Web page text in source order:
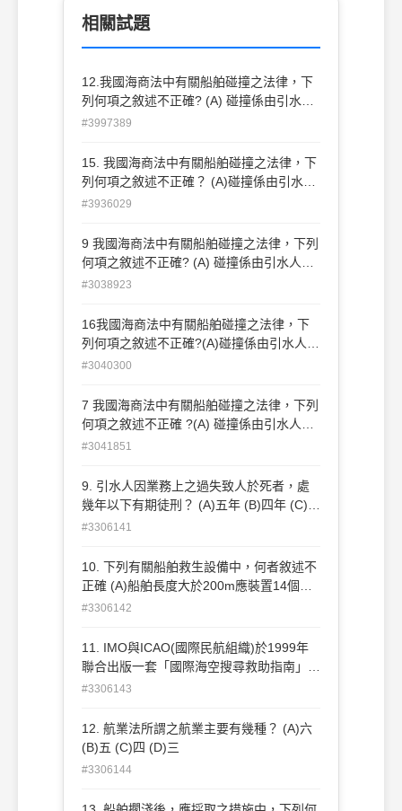
相關試題
12.我國海商法中有關船舶碰撞之法律，下
列何項之敘述不正確? (A) 碰撞係由引水人
之過失所致者，船舶不須負責 (B) 有過失之
責任 (C) 因碰撞所生之請求權，自碰撞日算
起，經過兩年不行使而消滅 (D) 關於碰撞之
#3997389
15. 我國海商法中有關船舶碰撞之法律，下
列何項之敘述不正確？ (A)碰撞係由引水人
之過失所致者，船舶不須負責 (B)有過失之
責任 (C)因碰撞所生之請求權，自碰撞日算
起，經過兩年不行使而消滅 (D)關於碰撞之
#3936029
9 我國海商法中有關船舶碰撞之法律，下列
何項之敘述不正確? (A) 碰撞係由引水人之
過失所致者，船舶不須負責 (B) "有過失之
帶責任" (C) 因碰撞所生之請求權，自碰撞
日算起，經過兩年不行使而消滅 (D) "關於
#3038923
16我國海商法中有關船舶碰撞之法律，下
列何項之敘述不正確?(A)碰撞係由引水人之
過失所致者，船舶不須負責(B)"有過失之各
責任"(C)因碰撞所生之請求權，自碰撞日算
起，經過兩年不行使而消滅(D)"關於碰撞之
#3040300
7 我國海商法中有關船舶碰撞之法律，下列
何項之敘述不正確 ?(A) 碰撞係由引水人之
過失所致者，船舶不須負責(B) 有過失之各
任(C) 因碰撞所生之請求權，自碰撞日算
起，經過兩年不行使而消滅(D) 關於碰撞之
#3041851
9. 引水人因業務上之過失致人於死者，處
幾年以下有期徒刑？ (A)五年 (B)四年 (C)三
年 (D)二年
#3306141
10. 下列有關船舶救生設備中，何者敘述不
正確 (A)船舶長度大於200m應裝置14個以
上之 救生圈 (B)船舶救生圈之數量中，至少
圈，不必 再備自燃燈及發煙信號 (D)船舶所
有救生圈中，應至少有1個須備有發煙信號
#3306142
11. IMO與ICAO(國際民航組織)於1999年
聯合出版一套「國際海空搜尋救助指南」，
該書簡稱為？ (A)COMSAR (B)IAMSAR
#3306143
12. 航業法所謂之航業主要有幾種？ (A)六
(B)五 (C)四 (D)三
#3306144